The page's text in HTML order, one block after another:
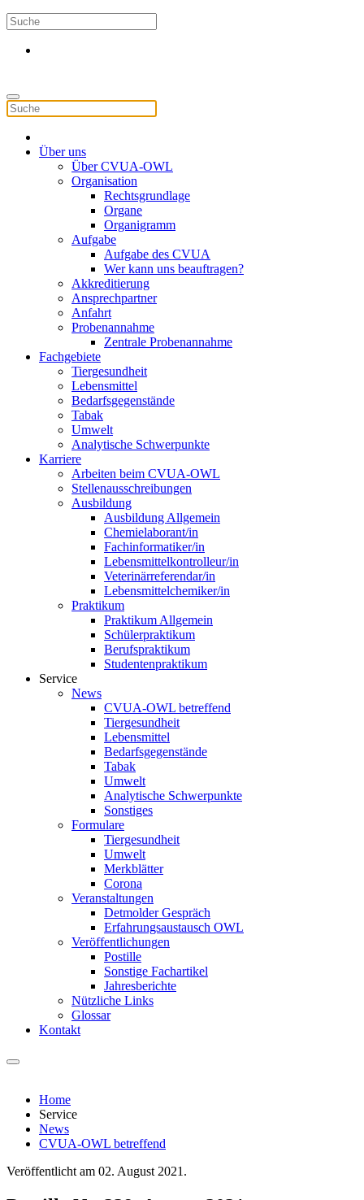
Über uns
Über CVUA-OWL
Organisation
Rechtsgrundlage
Organe
Organigramm
Aufgabe
Aufgabe des CVUA
Wer kann uns beauftragen?
Akkreditierung
Ansprechpartner
Anfahrt
Probenannahme
Zentrale Probenannahme
Fachgebiete
Tiergesundheit
Lebensmittel
Bedarfsgegenstände
Tabak
Umwelt
Analytische Schwerpunkte
Karriere
Arbeiten beim CVUA-OWL
Stellenausschreibungen
Ausbildung
Ausbildung Allgemein
Chemielaborant/in
Fachinformatiker/in
Lebensmittelkontrolleur/in
Veterinärreferendar/in
Lebensmittelchemiker/in
Praktikum
Praktikum Allgemein
Schülerpraktikum
Berufspraktikum
Studentenpraktikum
Service
News
CVUA-OWL betreffend
Tiergesundheit
Lebensmittel
Bedarfsgegenstände
Tabak
Umwelt
Analytische Schwerpunkte
Sonstiges
Formulare
Tiergesundheit
Umwelt
Merkblätter
Corona
Veranstaltungen
Detmolder Gespräch
Erfahrungsaustausch OWL
Veröffentlichungen
Postille
Sonstige Fachartikel
Jahresberichte
Nützliche Links
Glossar
Kontakt
Home
Service
News
CVUA-OWL betreffend
Veröffentlicht am 02. August 2021 .